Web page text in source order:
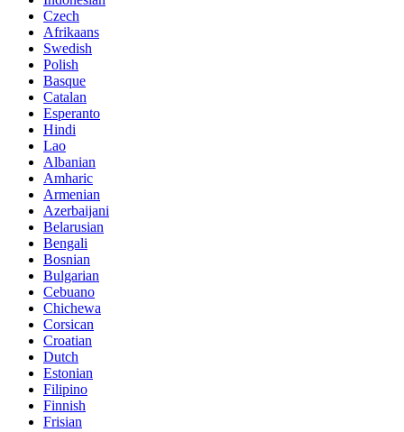
Czech
Afrikaans
Swedish
Polish
Basque
Catalan
Esperanto
Hindi
Lao
Albanian
Amharic
Armenian
Azerbaijani
Belarusian
Bengali
Bosnian
Bulgarian
Cebuano
Chichewa
Corsican
Croatian
Dutch
Estonian
Filipino
Finnish
Frisian